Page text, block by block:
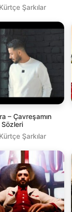
Şarkılar
– Çavreşamın
Sözleri
Şarkılar